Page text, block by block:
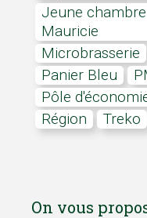
Jeune chambre de commerce de la
Mauricie
microbrasserie
Panier Bleu
Pôle
région
Treko
On vous